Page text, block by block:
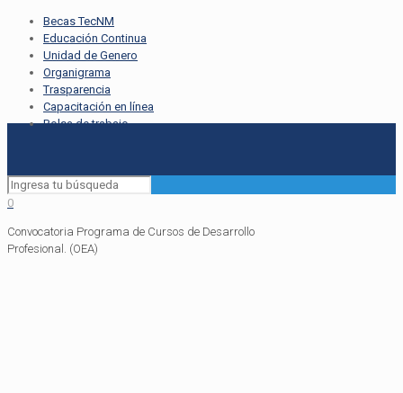
Becas TecNM
Educación Continua
Unidad de Genero
Organigrama
Trasparencia
Capacitación en línea
Bolsa de trabajo
0
Convocatoria Programa de Cursos de Desarrollo
Profesional. (OEA)